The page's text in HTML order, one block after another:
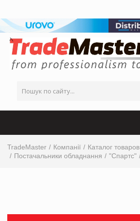
TradeMaster Компанії
Каталог товаров
Постачальники обладнання
"Спартс"